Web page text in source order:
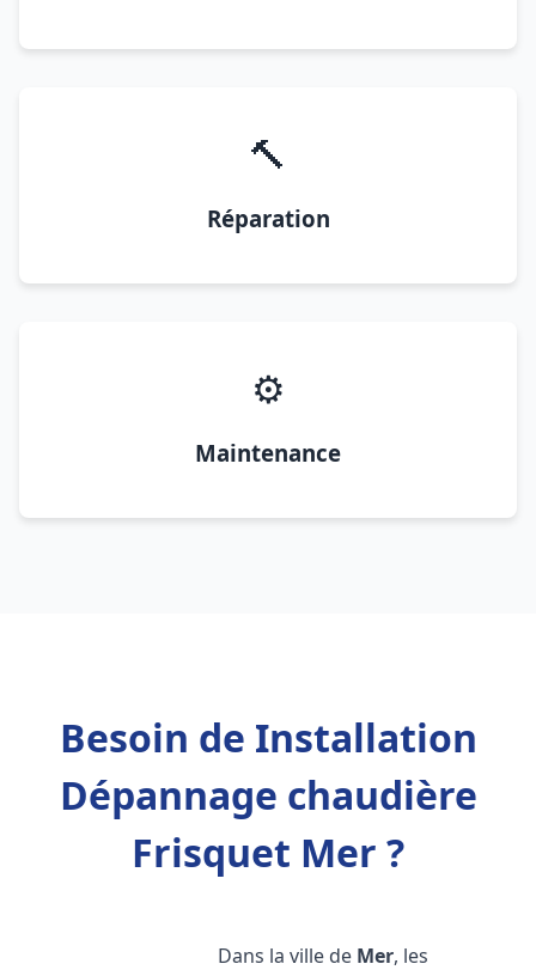
🔨
Réparation
⚙️
Maintenance
Besoin de Installation
Dépannage chaudière
Frisquet Mer ?
Dans la ville de Mer, les